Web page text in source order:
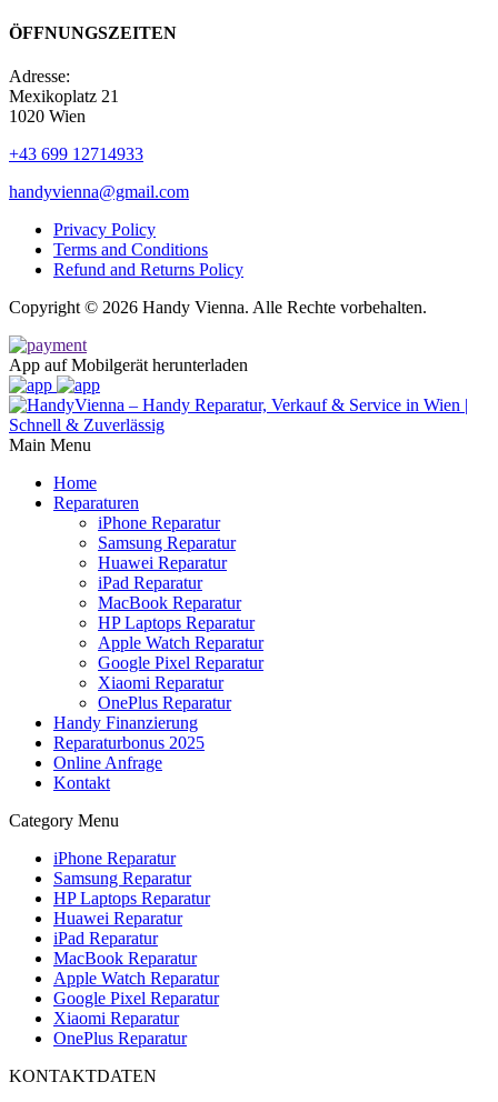
ÖFFNUNGSZEITEN
Adresse:
Mexikoplatz 21
1020 Wien
+43 699 12714933
handyvienna@gmail.com
Privacy Policy
Terms and Conditions
Refund and Returns Policy
Copyright © 2026 Handy Vienna. Alle Rechte vorbehalten.
App auf Mobilgerät herunterladen
Main Menu
Home
Reparaturen
iPhone Reparatur
Samsung Reparatur
Huawei Reparatur
iPad Reparatur
MacBook Reparatur
HP Laptops Reparatur
Apple Watch Reparatur
Google Pixel Reparatur
Xiaomi Reparatur
OnePlus Reparatur
Handy Finanzierung
Reparaturbonus 2025
Online Anfrage
Kontakt
Category Menu
iPhone Reparatur
Samsung Reparatur
HP Laptops Reparatur
Huawei Reparatur
iPad Reparatur
MacBook Reparatur
Apple Watch Reparatur
Google Pixel Reparatur
Xiaomi Reparatur
OnePlus Reparatur
KONTAKTDATEN